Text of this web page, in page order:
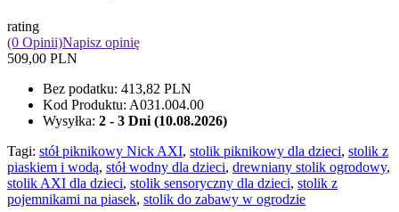
rating
(0 Opinii)Napisz opinię
509,00 PLN
Bez podatku: 413,82 PLN
Kod Produktu: A031.004.00
Wysyłka: 2 - 3 Dni (10.08.2026)
Tagi: stół piknikowy Nick AXI, stolik piknikowy dla dzieci, stolik z
piaskiem i wodą, stół wodny dla dzieci, drewniany stolik ogrodowy,
stolik AXI dla dzieci, stolik sensoryczny dla dzieci, stolik z
pojemnikami na piasek, stolik do zabawy w ogrodzie